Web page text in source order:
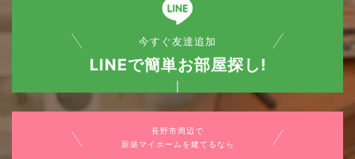
今すぐ友達追加
LINEで簡単お部屋探し!
長野市周辺で
新築マイホームを建てるなら